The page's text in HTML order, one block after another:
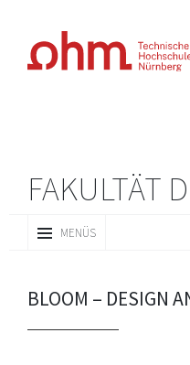
FAKULTÄT
MENÜS
INHALT
BLOOM – DESIGN